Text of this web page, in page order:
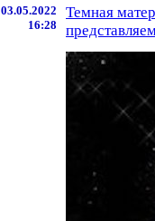
03.05.2022
16:28
Темная